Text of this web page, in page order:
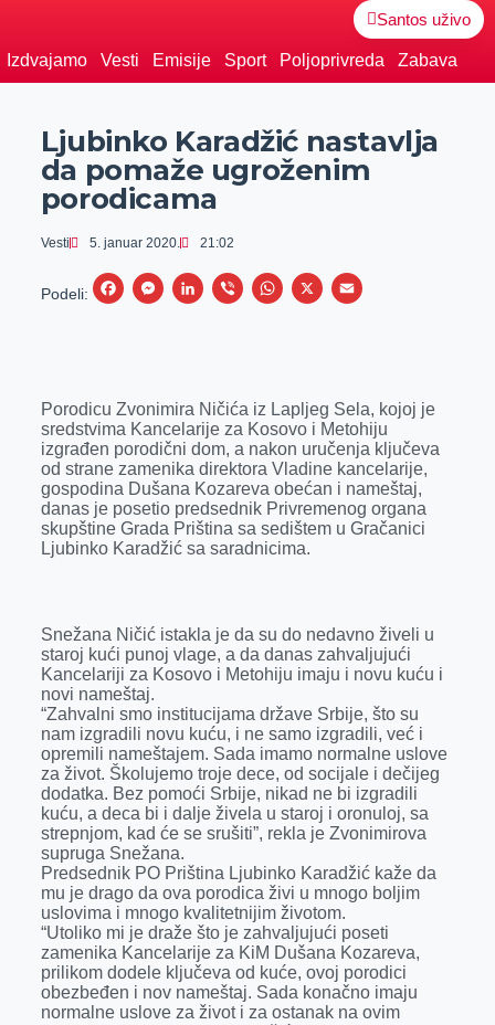
Santos uživo
Izdvajamo Vesti Emisije Sport Poljoprivreda Zabava
Ljubinko Karadžić nastavlja
da pomaže ugroženim
porodicama
Vesti 5. januar 2020. 21:02
Podeli:
F
b
o
o
k
M
e
n
g
e
r
L
e
d
I
n
V
r
W
s
A
p
p
X
E
l
Porodicu Zvonimira Ničića iz Lapljeg Sela, kojoj je
sredstvima Kancelarije za Kosovo i Metohiju
izgrađen porodični dom, a nakon uručenja ključeva
od strane zamenika direktora Vladine kancelarije,
gospodina Dušana Kozareva obećan i nameštaj,
danas je posetio predsednik Privremenog organa
skupštine Grada Priština sa sedištem u Gračanici
Ljubinko Karadžić sa saradnicima.
Snežana Ničić istakla je da su do nedavno živeli u
staroj kući punoj vlage, a da danas zahvaljujući
Kancelariji za Kosovo i Metohiju imaju i novu kuću i
novi nameštaj.
“Zahvalni smo institucijama države Srbije, što su
nam izgradili novu kuću, i ne samo izgradili, već i
opremili nameštajem. Sada imamo normalne uslove
za život. Školujemo troje dece, od socijale i dečijeg
dodatka. Bez pomoći Srbije, nikad ne bi izgradili
kuću, a deca bi i dalje živela u staroj i oronuloj, sa
strepnjom, kad će se srušiti”, rekla je Zvonimirova
supruga Snežana.
Predsednik PO Priština Ljubinko Karadžić kaže da
mu je drago da ova porodica živi u mnogo boljim
uslovima i mnogo kvalitetnijim životom.
“Utoliko mi je draže što je zahvaljujući poseti
zamenika Kancelarije za KiM Dušana Kozareva,
prilikom dodele ključeva od kuće, ovoj porodici
obezbeđen i nov nameštaj. Sada konačno imaju
normalne uslove za život i za ostanak na ovim